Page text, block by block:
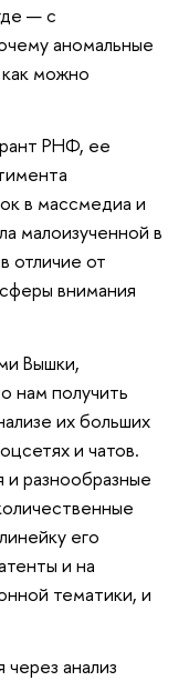
— с
аномальные
можно
РНФ, ее
в массмедиа и
малоизученной в
отличие от
внимания
Вышки,
нам получить
их больших
и чатов.
разнообразные
его
и на
тематики, и
анализ